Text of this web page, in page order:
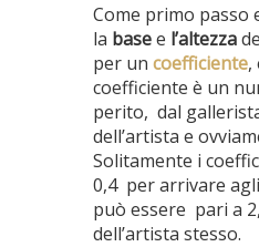
Come primo passo
la basee l’altezza
per un coefficiente,
coefficiente è un
perito, dal
dell’artista e
Solitamente i
0,4 per arrivare
può essere pari a
dell’artista stesso.